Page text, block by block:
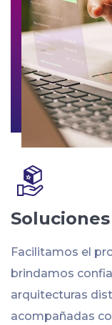
Facilitamos el
brindamos
arquitecturas
acompañadas